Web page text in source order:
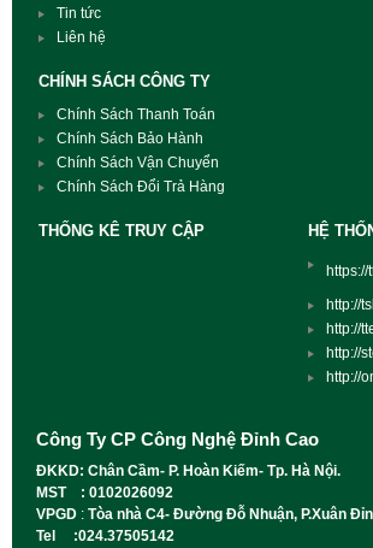
Tin tức
Liên hệ
CHÍNH SÁCH CÔNG TY
Chính Sách Thanh Toán
Chính Sách Bảo Hành
Chính Sách Vận Chuyển
Chính Sách Đổi Trả Hàng
THỐNG KÊ TRUY CẬP HỆ
http://
http://
http://
http://
Công Ty CP Công Nghệ Đỉnh Cao
ĐKKD: Chân Cầm- P. Hoàn Kiếm- Tp. Hà Nội.
MST : 0102026092
VPGD : Tòa nhà C4- Đường Đỗ Nhuận, P.Xuân
Tel :024.37505142